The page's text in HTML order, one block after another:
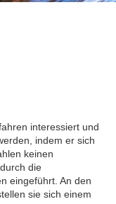
interessiert und
indem er sich
keinen
die
eingeführt. An den
sie sich einem